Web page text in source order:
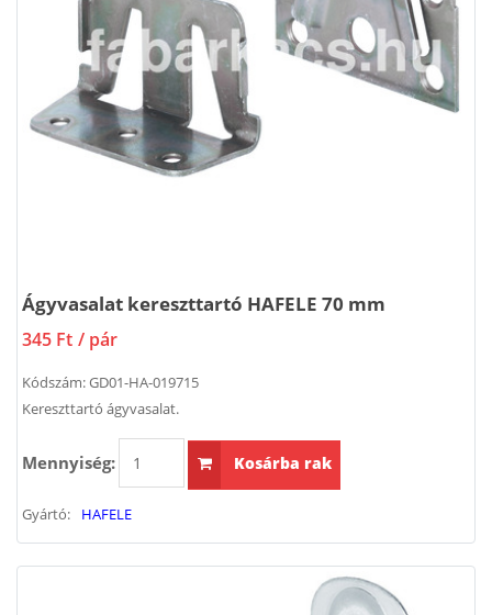
Ágyvasalat kereszttartó HAFELE 70 mm
345 Ft / pár
Kódszám:GD01-HA-019715
Kereszttartó ágyvasalat.
Mennyiség: Kosárba rak
Gyártó: HAFELE